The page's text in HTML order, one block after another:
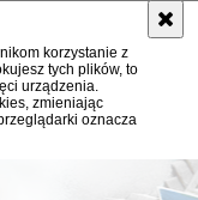
korzystanie z
tych plików, to
urządzenia.
zmieniając
oznacza